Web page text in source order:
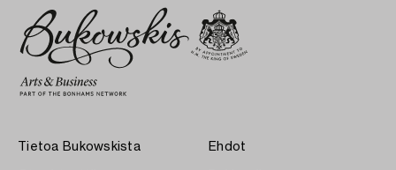
Tietoa Bukowskista Ehdot